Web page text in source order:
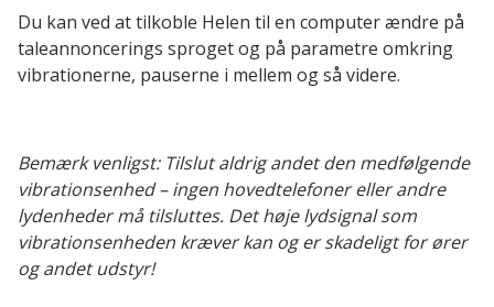
Du kan ved at tilkoble Helen til en computer ændre på
taleannoncerings sproget og på parametre omkring
vibrationerne, pauserne i mellem og så videre.
Bemærk venligst: Tilslut aldrig andet den medfølgende
vibrationsenhed – ingen hovedtelefoner eller andre
lydenheder må tilsluttes. Det høje lydsignal som
vibrationsenheden kræver kan og er skadeligt for ører
og andet udstyr!